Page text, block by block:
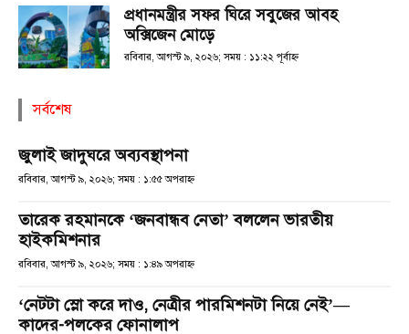
প্রধানমন্ত্রীর সফর ঘিরে সবুজের আবহ
অক্সিজেন মোড়ে
রবিবার, আগস্ট ৯, ২০২৬; সময় : ১১:২২ পূর্বাহ্ণ
সর্বশেষ
জুলাই জাদুঘরে অব্যবস্থাপনা
রবিবার, আগস্ট ৯, ২০২৬; সময় : ১:৫৫ অপরাহ্ণ
তারেক রহমানকে ‘জনবান্ধব নেতা’ বললেন ভারতীয়
হাইকমিশনার
রবিবার, আগস্ট ৯, ২০২৬; সময় : ১:৪৯ অপরাহ্ণ
‘নেটটা স্লো করে দাও, নেত্রীর পারমিশনটা নিয়ে নেই’—
কাদের-পলকের ফোনালাপ